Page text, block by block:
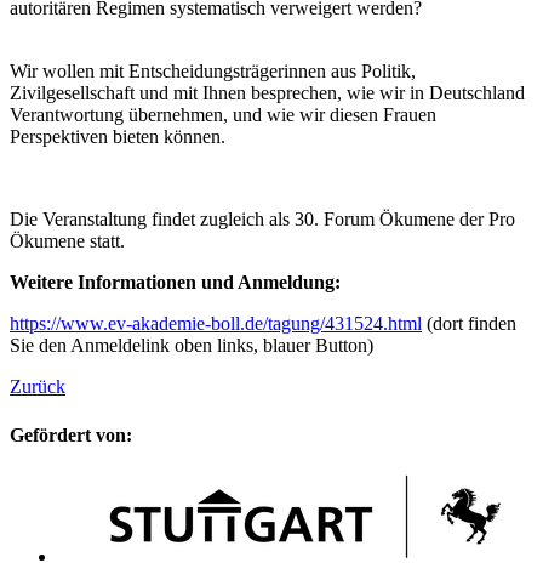
autoritären Regimen systematisch verweigert werden?
Wir wollen mit Entscheidungsträgerinnen aus Politik,
Zivilgesellschaft und mit Ihnen besprechen, wie wir in Deutschland
Verantwortung übernehmen, und wie wir diesen Frauen
Perspektiven bieten können.
Die Veranstaltung findet zugleich als 30. Forum Ökumene der Pro
Ökumene statt.
Weitere Informationen und Anmeldung:
https://www.ev-akademie-boll.de/tagung/431524.html (dort finden
Sie den Anmeldelink oben links, blauer Button)
Zurück
Gefördert von: